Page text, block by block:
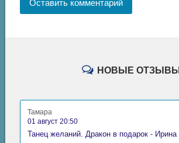
Оставить комментарий
НОВЫЕ ОТЗЫВЫ
Тамара
01 август 20:50
Танец желаний. Дракон в подарок -